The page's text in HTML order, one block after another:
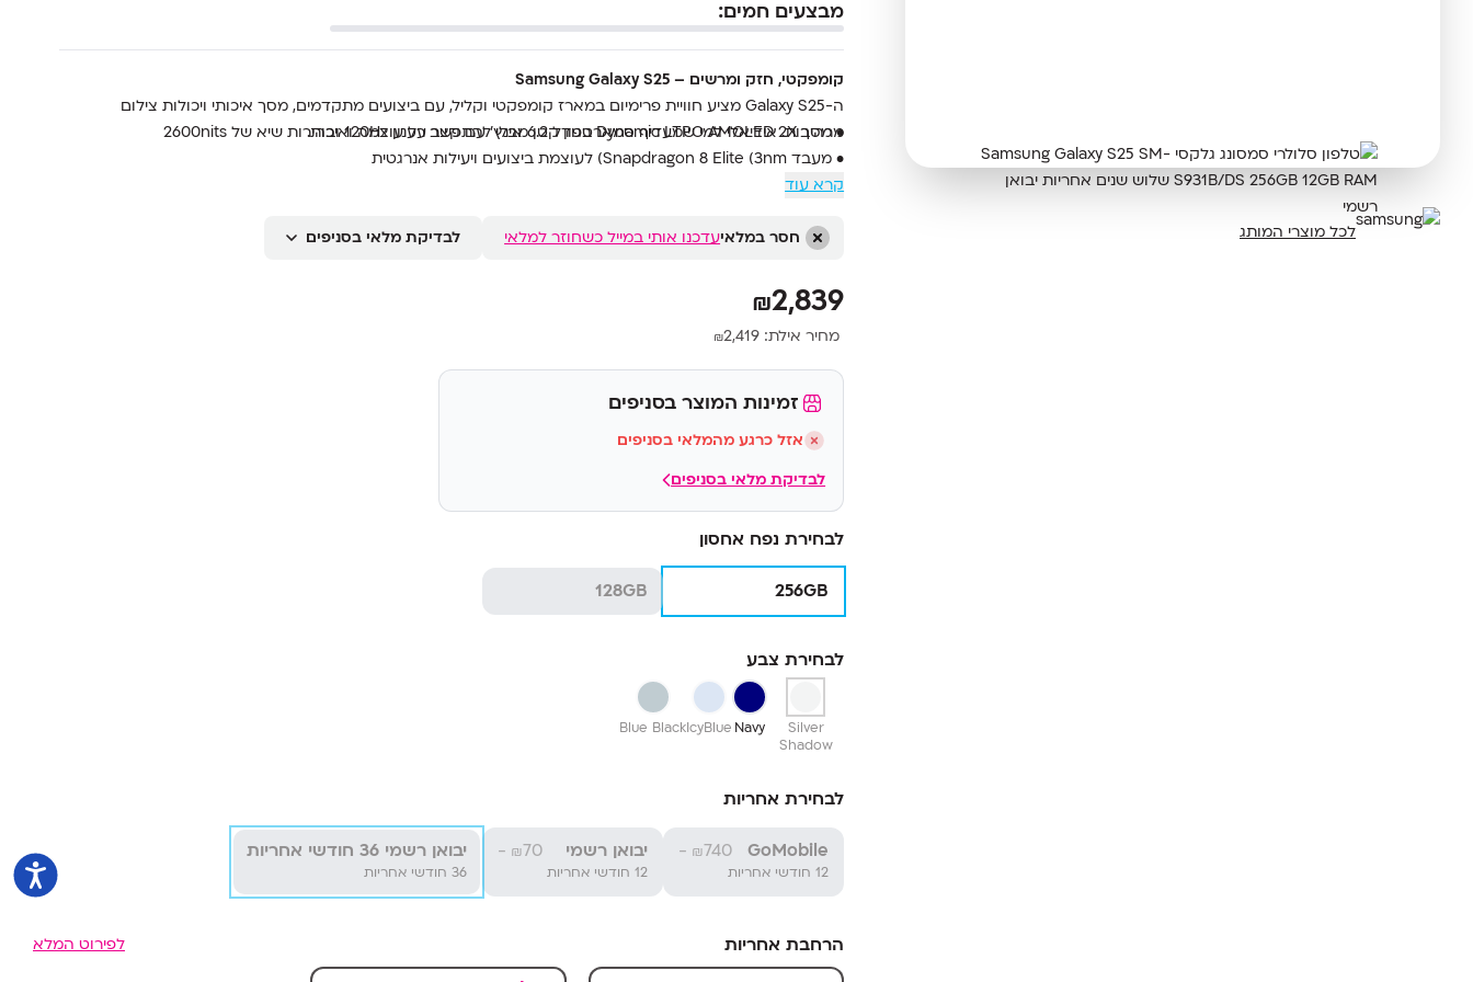
לכל מוצרי המותג
מבצעים חמים:
קומפקטי, חזק ומרשים – Samsung Galaxy S25
ה-Galaxy S25 מציע חוויית פרימיום במארז קומפקטי וקליל, עם ביצועים מתקדמים, מסך איכותי ויכולות צילום
מרהיבות. אידיאלי למי שמעדיף סמארטפון קטן מבלי להתפשר על עוצמה ואיכות.
• מסך Dynamic LTPO AMOLED 2X בגודל 6.2 אינץ' עם קצב רענון 120Hz ובהירות שיא של 2600nits
• מעבד Snapdragon 8 Elite (3nm) לעוצמת ביצועים ויעילות אנרגטית
• מערך צילום משולש עם מצלמת 50MP וזום אופטי עד פי 3
• עמידות בתקן IP68 עם עיצוב אלגנטי ועמיד בזכוכית Gorilla Glass Victus 2
קרא עוד
חסר במלאיעדכנו אותי במייל כשחוזר למלאי לבדיקת מלאי בסניפים
₪2,839
מחיר אילת: ₪2,419
זמינות המוצר בסניפים
אזל כרגע מהמלאי בסניפים
לבדיקת מלאי בסניפים
לבחירת נפח אחסון
256GB
128GB
לבחירת צבע
Silver
Shadow
Navy
IcyBlue
Blue Black
לבחירת אחריות
GoMobile
₪740-
12 חודשי אחריות
יבואן רשמי ₪70-
12 חודשי אחריות
יבואן רשמי 36 חודשי אחריות
36 חודשי אחריות
הרחבת אחריות לפירוט המלא